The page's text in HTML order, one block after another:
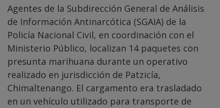
Agentes de la Subdirección General de Análisis
de Información Antinarcótica (SGAIA) de la
Policía Nacional Civil, en coordinación con el
Ministerio Público, localizan 14 paquetes con
presunta marihuana durante un operativo
realizado en jurisdicción de Patzicía,
Chimaltenango. El cargamento era trasladado
en un vehículo utilizado para transporte de